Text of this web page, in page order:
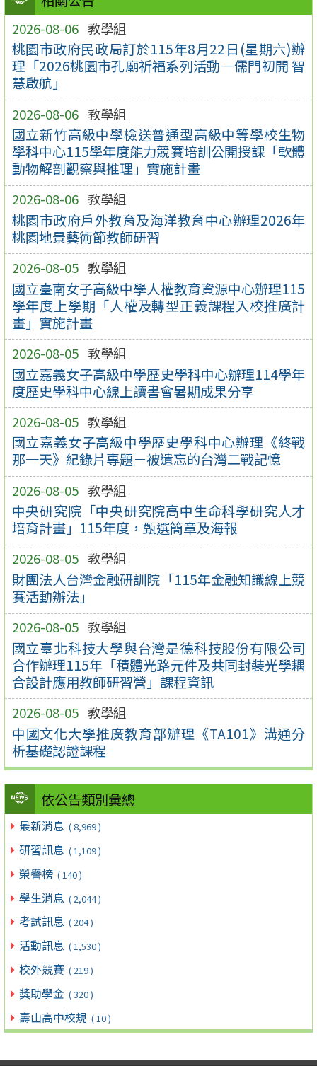
2026-08-06 教學組
桃園市政府民政局訂於115年8月22日(星期六)辦
理「2026桃園市孔廟祈福系列活動—儒門初開 智
慧啟航」
2026-08-06 教學組
國立新竹高級中學檢送普通型高級中等學校生物
學科中心115學年度能力競賽培訓公開授課「軟體
動物解剖觀察與推理」實施計畫
2026-08-06 教學組
桃園市政府戶外教育及海洋教育中心辦理2026年
桃園地景藝術節教師研習
2026-08-05 教學組
國立臺南女子高級中學人權教育資源中心辦理115
學年度上學期「人權及轉型正義課程入校推廣計
畫」實施計畫
2026-08-05 教學組
國立嘉義女子高級中學歷史學科中心辦理114學年
度歷史學科中心線上讀書會暑期成果分享
2026-08-05 教學組
國立嘉義女子高級中學歷史學科中心辦理《終戰
那一天》紀錄片專題－被遺忘的台灣二戰記憶
2026-08-05 教學組
中央研究院「中央研究院高中生命科學研究人才
培育計畫」115年度，甄選簡章及海報
2026-08-05 教學組
財團法人台灣金融研訓院「115年金融知識線上競
賽活動辦法」
2026-08-05 教學組
國立臺北科技大學與台灣是德科技股份有限公司
合作辦理115年「積體光路元件及共同封裝光學耦
合設計應用教師研習營」課程資訊
2026-08-05 教學組
中國文化大學推廣教育部辦理《TA101》溝通分
析基礎認證課程
依公告類別彙總
最新消息 ( 8,969 )
研習訊息 ( 1,109 )
榮譽榜 ( 140 )
學生消息 ( 2,044 )
考試訊息 ( 204 )
活動訊息 ( 1,530 )
校外競賽 ( 219 )
獎助學金 ( 320 )
壽山高中校規 ( 10 )